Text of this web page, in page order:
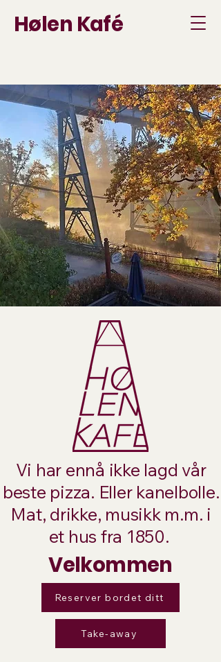
Hølen Kafé
Vi har ennå ikke lagd vår
beste pizza. Eller kanelbolle.
Mat, drikke, musikk m.m. i
et hus fra 1850.
Velkommen
Reserver bordet ditt
Take-away